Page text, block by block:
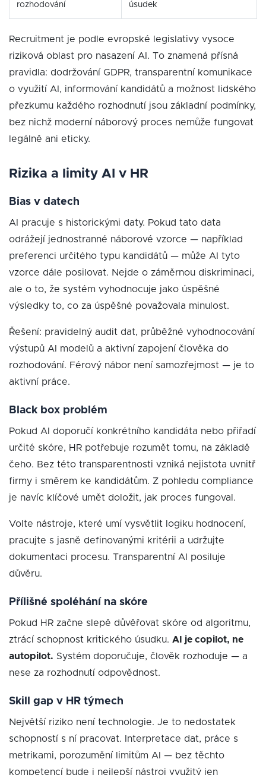
rozhodování
úsudek
Recruitment je podle evropské legislativy vysoce
riziková oblast pro nasazení AI. To znamená přísná
pravidla: dodržování GDPR, transparentní komunikace
o využití AI, informování kandidátů a možnost lidského
přezkumu každého rozhodnutí jsou základní podmínky,
bez nichž moderní náborový proces nemůže fungovat
legálně ani eticky.
Rizika a limity AI v HR
Bias v datech
AI pracuje s historickými daty. Pokud tato data
odrážejí jednostranné náborové vzorce — například
preferenci určitého typu kandidátů — může AI tyto
vzorce dále posilovat. Nejde o záměrnou diskriminaci,
ale o to, že systém vyhodnocuje jako úspěšné
výsledky to, co za úspěšné považovala minulost.
Řešení: pravidelný audit dat, průběžné vyhodnocování
výstupů AI modelů a aktivní zapojení člověka do
rozhodování. Férový nábor není samozřejmost — je to
aktivní práce.
Black box problém
Pokud AI doporučí konkrétního kandidáta nebo přiřadí
určité skóre, HR potřebuje rozumět tomu, na základě
čeho. Bez této transparentnosti vzniká nejistota uvnitř
firmy i směrem ke kandidátům. Z pohledu compliance
je navíc klíčové umět doložit, jak proces fungoval.
Volte nástroje, které umí vysvětlit logiku hodnocení,
pracujte s jasně definovanými kritérii a udržujte
dokumentaci procesu. Transparentní AI posiluje
důvěru.
Přílišné spoléhání na skóre
Pokud HR začne slepě důvěřovat skóre od algoritmu,
ztrácí schopnost kritického úsudku. AI je copilot, ne
autopilot. Systém doporučuje, člověk rozhoduje — a
nese za rozhodnutí odpovědnost.
Skill gap v HR týmech
Největší riziko není technologie. Je to nedostatek
schopností s ní pracovat. Interpretace dat, práce s
metrikami, porozumění limitům AI — bez těchto
kompetencí bude i nejlepší nástroj využitý jen